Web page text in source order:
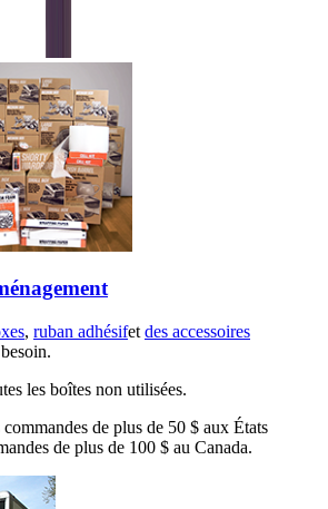
, ruban adhésifet des accessoires
les boîtes non utilisées.
de plus de 50 $ aux États
de plus de 100 $ au Canada.